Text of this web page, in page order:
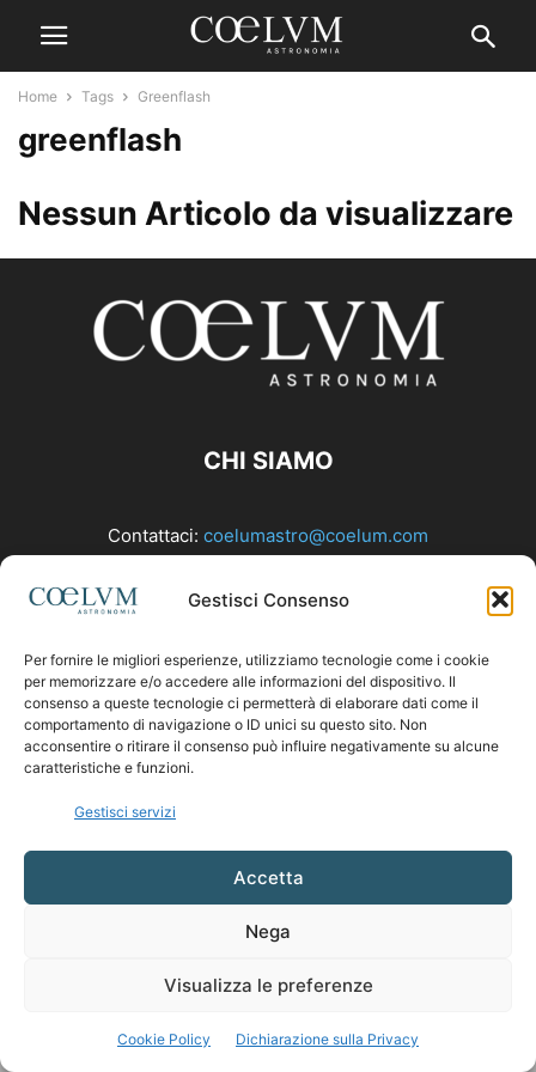
Gestisci Consenso
Per fornire le migliori esperienze, utilizziamo tecnologie come i cookie
per memorizzare e/o accedere alle informazioni del dispositivo. Il
consenso a queste tecnologie ci permetterà di elaborare dati come il
comportamento di navigazione o ID unici su questo sito. Non
acconsentire o ritirare il consenso può influire negativamente su alcune
caratteristiche e funzioni.
Gestisci servizi
Accetta
Nega
Visualizza le preferenze
Cookie Policy Dichiarazione sulla Privacy
Home Tags Greenflash
greenflash
Nessun Articolo da visualizzare
CHI SIAMO
Contattaci: coelumastro@coelum.com
SEGUICI